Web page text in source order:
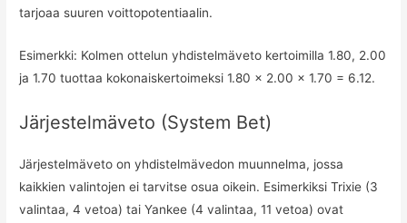
tarjoaa suuren voittopotentiaalin.
Esimerkki: Kolmen ottelun yhdistelmäveto kertoimilla 1.80, 2.00
ja 1.70 tuottaa kokonaiskertoimeksi 1.80 × 2.00 × 1.70 = 6.12.
Järjestelmäveto (System Bet)
Järjestelmäveto on yhdistelmävedon muunnelma, jossa
kaikkien valintojen ei tarvitse osua oikein. Esimerkiksi Trixie (3
valintaa, 4 vetoa) tai Yankee (4 valintaa, 11 vetoa) ovat